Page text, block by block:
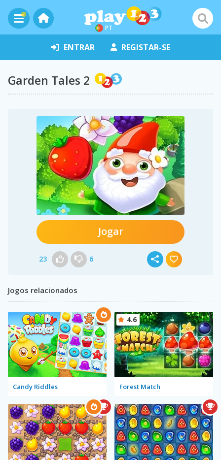
PT
ENTRAR REGISTAR-SE
Garden Tales 2
Jogar
23 6
Jogos relacionados
Candy Riddles Forest Match
4.6